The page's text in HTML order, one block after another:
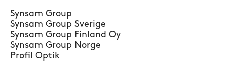
Synsam Group
Synsam Group Sverige
Synsam Group Finland Oy
Synsam Group Norge
Profil Optik